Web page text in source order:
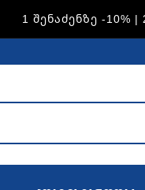
1 ᲨᲔᲜᲐᲫᲔᲜᲖᲔ -10% |